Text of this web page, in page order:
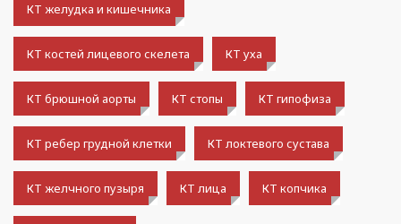
КТ желудка и кишечника
КТ костей лицевого скелета КТ уха
КТ брюшной аорты КТ стопы КТ гипофиза
КТ ребер грудной клетки КТ локтевого сустава
КТ желчного пузыря КТ лица КТ копчика